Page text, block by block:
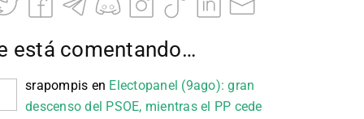
está comentando…
srapompis en Electopanel (9ago): gran
descenso del PSOE, mientras el PP cede